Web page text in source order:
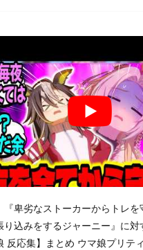
『卑劣なストーカーからトレ
り込みをするジャーニー』に対
反応集】まとめ ウマ娘プリテ